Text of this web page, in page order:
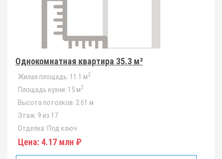
Однокомнатная квартира 35.3 м²
Жилая площадь: 11.1 м2
Площадь кухни: 15 м2
Высота потолков: 2.61 м
Этаж: 9 из 17
Отделка: Под ключ
Цена: 4.17 млн ₽